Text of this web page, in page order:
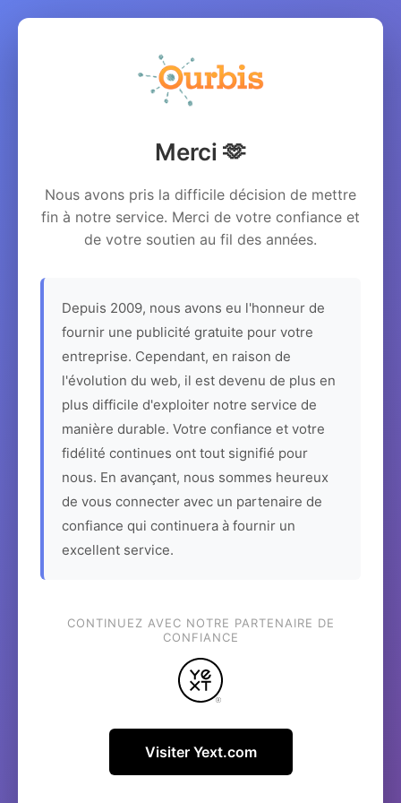
Merci 🫶
Nous avons pris la difficile décision de mettre
fin à notre service. Merci de votre confiance et
de votre soutien au fil des années.
Depuis 2009, nous avons eu l'honneur de
fournir une publicité gratuite pour votre
entreprise. Cependant, en raison de
l'évolution du web, il est devenu de plus en
plus difficile d'exploiter notre service de
manière durable. Votre confiance et votre
fidélité continues ont tout signifié pour
nous. En avançant, nous sommes heureux
de vous connecter avec un partenaire de
confiance qui continuera à fournir un
excellent service.
CONTINUEZ AVEC NOTRE PARTENAIRE DE
CONFIANCE
Visiter Yext.com